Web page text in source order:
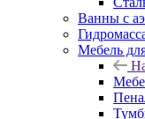
Ванны с
Мебель